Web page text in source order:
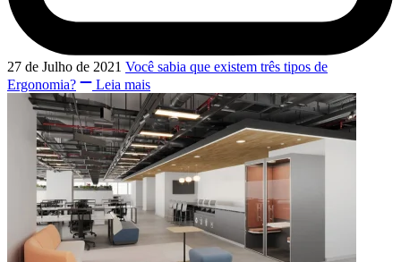
27 de Julho de 2021 Você sabia que existem três tipos de
Ergonomia?
Leia mais